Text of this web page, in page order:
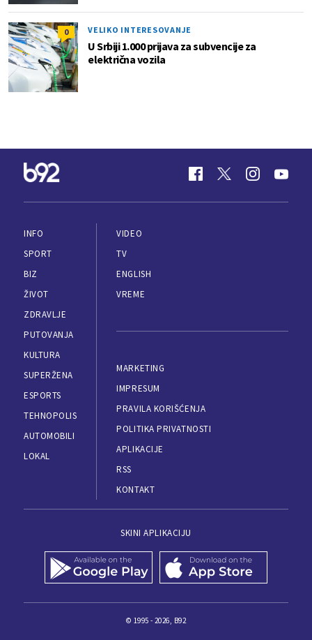
0 VELIKO INTERESOVANJE
U Srbiji 1.000 prijava za subvencije za
električna vozila
INFO
SPORT
BIZ
ŽIVOT
ZDRAVLJE
PUTOVANJA
KULTURA
SUPERŽENA
ESPORTS
TEHNOPOLIS
AUTOMOBILI
LOKAL
VIDEO
TV
ENGLISH
VREME
MARKETING
IMPRESUM
PRAVILA KORIŠĆENJA
POLITIKA PRIVATNOSTI
APLIKACIJE
RSS
KONTAKT
SKINI APLIKACIJU
© 1995 - 2026, B92